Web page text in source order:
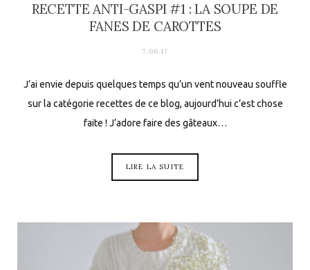
RECETTE ANTI-GASPI #1 : LA SOUPE DE
FANES DE CAROTTES
7.06.17
J’ai envie depuis quelques temps qu’un vent nouveau souffle
sur la catégorie recettes de ce blog, aujourd’hui c’est chose
faite ! J’adore faire des gâteaux…
LIRE LA SUITE